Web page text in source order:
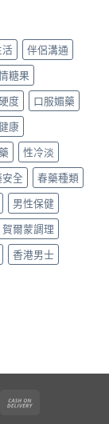
活
伴侶溝通
糖果
度
口服媚藥
康
性冷淡
全
春藥種類
男性保健
賀爾蒙調理
香港男士